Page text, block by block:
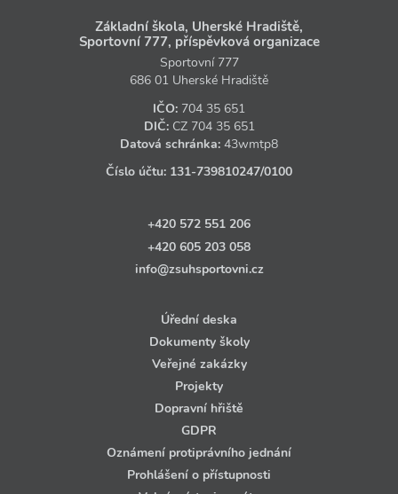
Základní škola, Uherské Hradiště,
Sportovní 777, příspěvková organizace
Sportovní 777
686 01 Uherské Hradiště
IČO: 704 35 651
DIČ: CZ 704 35 651
Datová schránka: 43wmtp8
Číslo účtu: 131‑739810247/0100
+420 572 551 206
+420 605 203 058
info@zsuhsportovni.cz
Úřední deska
Dokumenty školy
Veřejné zakázky
Projekty
Dopravní hřiště
GDPR
Oznámení protiprávního jednání
Prohlášení o přístupnosti